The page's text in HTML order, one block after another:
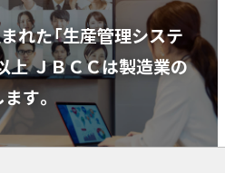
れた「生産管理システ
上 ＪＢＣＣは製造業の
す。